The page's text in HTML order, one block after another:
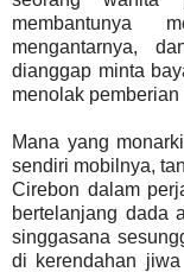
membantunya
mengantarnya,
dianggap minta
menolak pemberian
Mana yang
sendiri mobilnya,
Cirebon dalam
bertelanjang dada
singgasana
di kerendahan